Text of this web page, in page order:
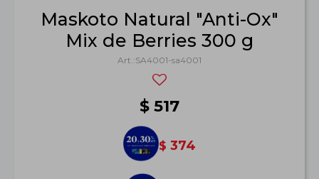
Maskoto Natural "Anti-Ox"
Mix de Berries 300 g
SA4001-sa4001
$ 517
$ 374